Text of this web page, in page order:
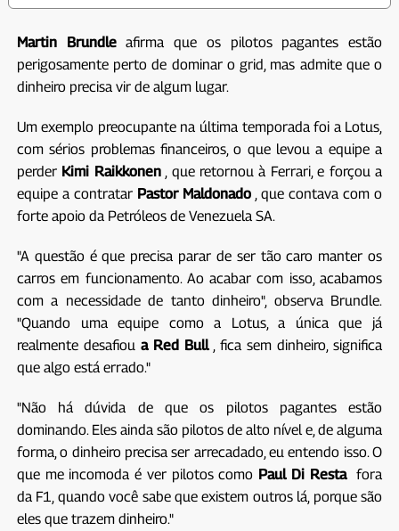
Martin Brundleafirma que os pilotos pagantes estão
perigosamente perto de dominar o grid, mas admite que o
dinheiro precisa vir de algum lugar.
Um exemplo preocupante na última temporada foi a Lotus,
com sérios problemas financeiros, o que levou a equipe a
perder Kimi Raikkonen, que retornou à Ferrari, e forçou a
equipe a contratar Pastor Maldonado , que contava com o
forte apoio da Petróleos de Venezuela SA.
"A questão é que precisa parar de ser tão caro manter os
carros em funcionamento. Ao acabar com isso, acabamos
com a necessidade de tanto dinheiro", observa Brundle.
"Quando uma equipe como a Lotus, a única que já
realmente desafiou a Red Bull, fica sem dinheiro, significa
que algo está errado."
"Não há dúvida de que os pilotos pagantes estão
dominando. Eles ainda são pilotos de alto nível e, de alguma
forma, o dinheiro precisa ser arrecadado, eu entendo isso. O
que me incomoda é ver pilotos como Paul Di Restafora
da F1, quando você sabe que existem outros lá, porque são
eles que trazem dinheiro."